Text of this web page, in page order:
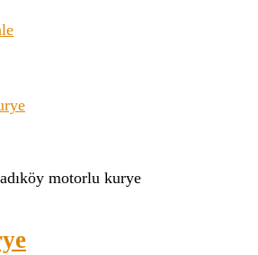
motorlu kurye